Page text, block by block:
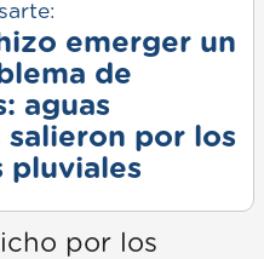
emerger un
de
aguas
salieron por los
pluviales
por los